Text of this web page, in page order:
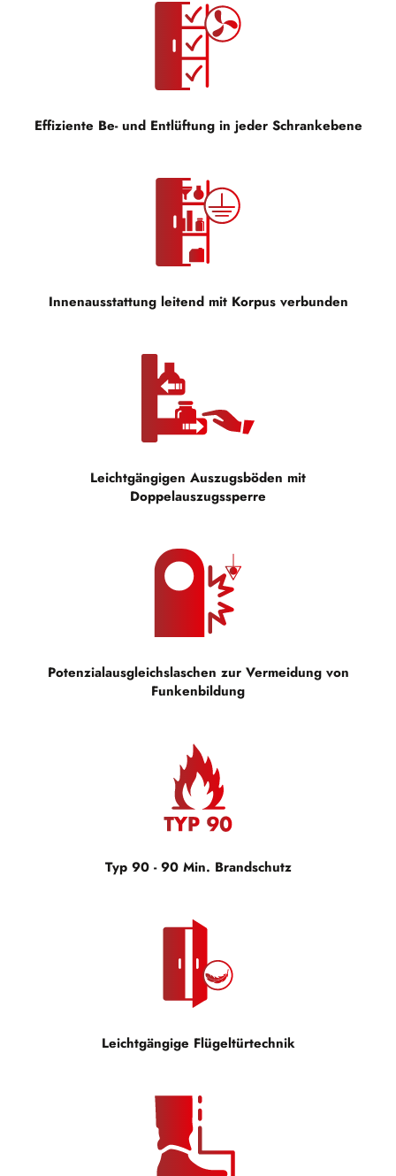
Effiziente Be- und Entlüftung in jeder Schrankebene
Innenausstattung leitend mit Korpus verbunden
Leichtgängigen Auszugsböden mit
Doppelauszugssperre
Potenzialausgleichslaschen zur Vermeidung von
Funkenbildung
Typ 90 - 90 Min. Brandschutz
Leichtgängige Flügeltürtechnik